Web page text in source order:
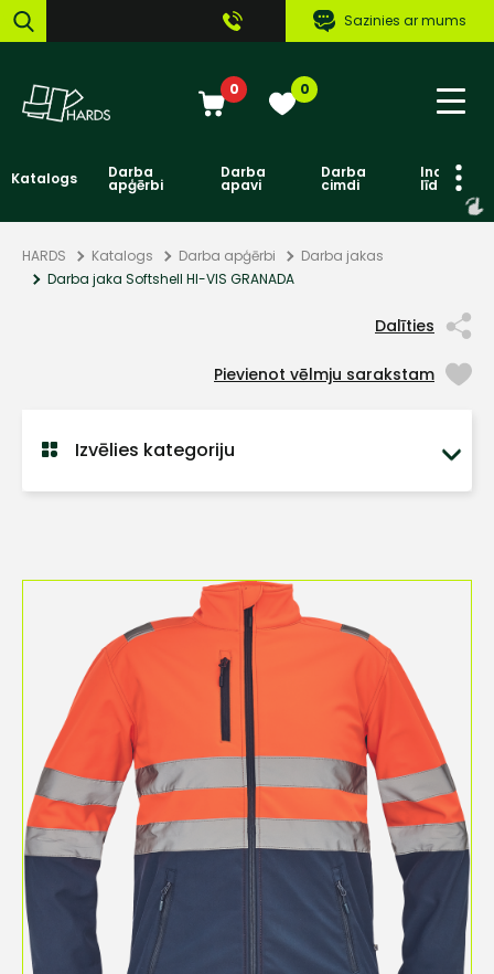
Sazinies ar mums
0 0
Katalogs Darba
apģērbi
Darba
apavi
Darba
cimdi līdzekļi
HARDS Katalogs Darba apģērbi
Darba jakas
Darba jaka Softshell HI-VIS GRANADA
Dalīties
Pievienot vēlmju sarakstam
Izvēlies kategoriju